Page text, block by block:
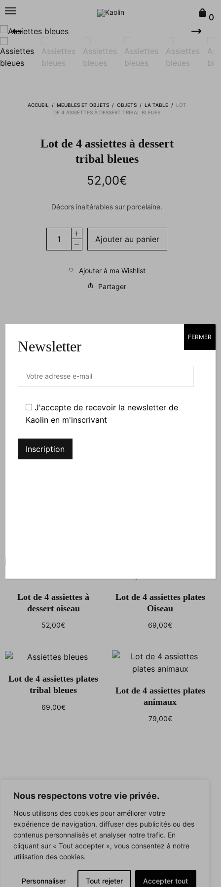
Nous respectons votre vie privée.
Nous utilisons des cookies pour améliorer votre
expérience de navigation, diffuser des publicités ou des
contenus personnalisés et analyser notre trafic. En
cliquant sur « Tout accepter », vous consentez à notre
utilisation des cookies.
Personnaliser Tout rejeter Accepter tout
0
ACCUEIL / MEUBLES ET OBJETS / OBJETS / LA TABLE /
LOT
DE 4 ASSIETTES À DESSERT TRIBAL BLEUES
Lot de 4 assiettes à dessert
tribal bleues
52,00€
Décors inaltérables sur porcelaine.
Ajouter au panier
Ajouter à ma Wishlist
Partager
Dimensions
Lot de 4 assiettes à dessert (1 de chaque). Décors
four et micro-ondes. Diamètre 19,5 cm.
Dimensions 19,5 × 19,5 cm
Lot de 4 assiettes à
dessert oiseau
52,00€
Lot de 4 assiettes plates
Oiseau
69,00€
Lot de 4 assiettes plates
tribal bleues
69,00€
Lot de 4 assiettes plates
animaux
79,00€
Newsletter
J'accepte de recevoir la newsletter de
Kaolin en m'inscrivant
FERMER